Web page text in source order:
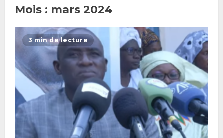
Mois : mars 2024
3 min de lecture